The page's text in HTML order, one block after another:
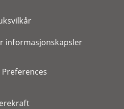
informasjonskapsler
Preferences